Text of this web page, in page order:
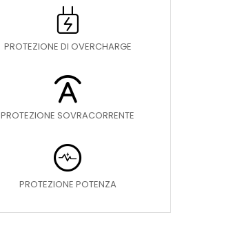
PROTEZIONE DI OVERCHARGE
PROTEZIONE SOVRACORRENTE
PROTEZIONE POTENZA